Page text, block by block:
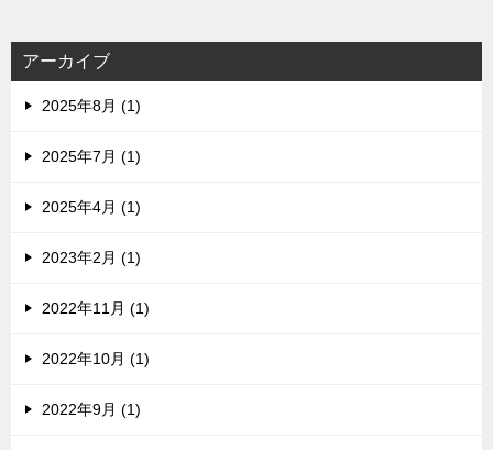
アーカイブ
2025年8月 (1)
2025年7月 (1)
2025年4月 (1)
2023年2月 (1)
2022年11月 (1)
2022年10月 (1)
2022年9月 (1)